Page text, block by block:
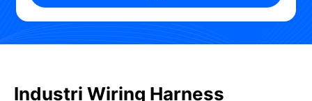
Industri Wiring Harness